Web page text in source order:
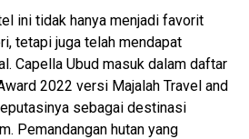
ini tidak hanya menjadi favorit
tetapi juga telah mendapat
Capella Ubud masuk dalam daftar
2022 versi Majalah Travel and
sebagai destinasi
Pemandangan hutan yang